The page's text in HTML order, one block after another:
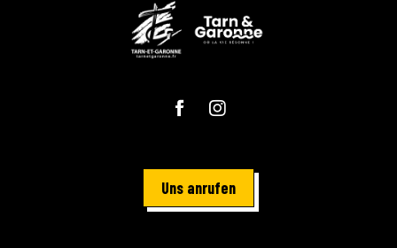
Uns anrufen